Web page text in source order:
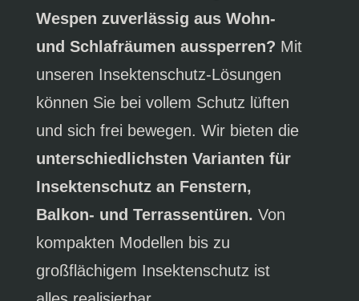
Wespen zuverlässig aus Wohn-
und Schlafräumen aussperren? Mit
unseren Insektenschutz-Lösungen
können Sie bei vollem Schutz lüften
und sich frei bewegen. Wir bieten die
unterschiedlichsten Varianten für
Insektenschutz an Fenstern,
Balkon- und Terrassentüren. Von
kompakten Modellen bis zu
großflächigem Insektenschutz ist